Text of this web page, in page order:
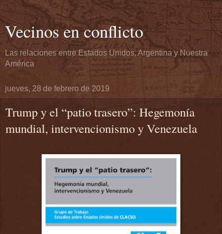
Vecinos en conflicto
Las relaciones entre Estados Unidos, Argentina y Nuestra
América
jueves, 28 de febrero de 2019
Trump y el “patio trasero”: Hegemonía
mundial, intervencionismo y Venezuela